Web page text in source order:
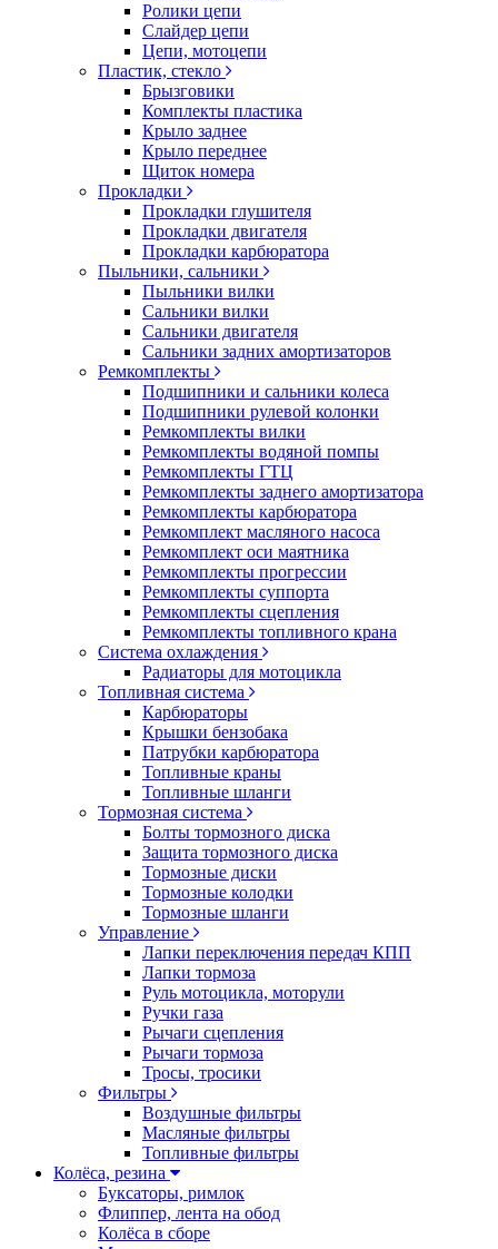
Ролики цепи
Слайдер цепи
Цепи, мотоцепи
Пластик, стекло
Брызговики
Комплекты пластика
Крыло заднее
Крыло переднее
Щиток номера
Прокладки
Прокладки глушителя
Прокладки двигателя
Прокладки карбюратора
Пыльники, сальники
Пыльники вилки
Сальники вилки
Сальники двигателя
Сальники задних амортизаторов
Ремкомплекты
Подшипники и сальники колеса
Подшипники рулевой колонки
Ремкомплекты вилки
Ремкомплекты водяной помпы
Ремкомплекты ГТЦ
Ремкомплекты заднего амортизатора
Ремкомплекты карбюратора
Ремкомплект масляного насоса
Ремкомплект оси маятника
Ремкомплекты прогрессии
Ремкомплекты суппорта
Ремкомплекты сцепления
Ремкомплекты топливного крана
Система охлаждения
Радиаторы для мотоцикла
Топливная система
Карбюраторы
Крышки бензобака
Патрубки карбюратора
Топливные краны
Топливные шланги
Тормозная система
Болты тормозного диска
Защита тормозного диска
Тормозные диски
Тормозные колодки
Тормозные шланги
Управление
Лапки переключения передач КПП
Лапки тормоза
Руль мотоцикла, моторули
Ручки газа
Рычаги сцепления
Рычаги тормоза
Тросы, тросики
Фильтры
Воздушные фильтры
Масляные фильтры
Топливные фильтры
Колёса, резина
Буксаторы, римлок
Флиппер, лента на обод
Колёса в сборе